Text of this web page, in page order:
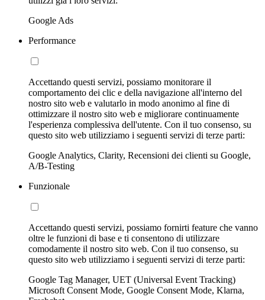
Google Ads
Performance
Accettando questi servizi, possiamo monitorare il
comportamento dei clic e della navigazione all'interno del
nostro sito web e valutarlo in modo anonimo al fine di
ottimizzare il nostro sito web e migliorare continuamente
l'esperienza complessiva dell'utente. Con il tuo consenso, su
questo sito web utilizziamo i seguenti servizi di terze parti:
Google Analytics, Clarity, Recensioni dei clienti su Google,
A/B-Testing
Funzionale
Accettando questi servizi, possiamo fornirti feature che vanno
oltre le funzioni di base e ti consentono di utilizzare
comodamente il nostro sito web. Con il tuo consenso, su
questo sito web utilizziamo i seguenti servizi di terze parti:
Google Tag Manager, UET (Universal Event Tracking)
Microsoft Consent Mode, Google Consent Mode, Klarna,